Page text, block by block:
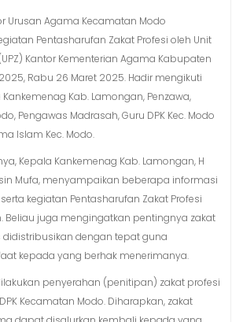
Urusan Agama Kecamatan Modo
Pentasharufan Zakat Profesi oleh Unit
Kantor Kementerian Agama Kabupaten
Rabu 26 Maret 2025. Hadir mengikuti
Kab. Lamongan, Penzawa,
Pengawas Madrasah, Guru DPK Kec. Modo
Islam Kec. Modo.
Kepala Kankemenag Kab. Lamongan, H
Mufa, menyampaikan beberapa informasi
kegiatan Pentasharufan Zakat Profesi
Beliau juga mengingatkan pentingnya zakat
didistribusikan dengan tepat guna
kepada yang berhak menerimanya.
penyerahan (penitipan) zakat profesi
Kecamatan Modo. Diharapkan, zakat